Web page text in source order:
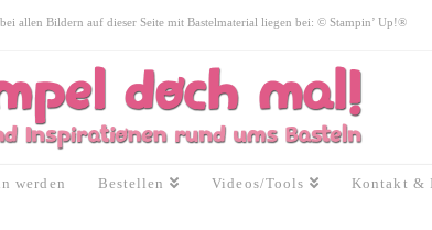
allen Bildern auf dieser Seite mit Bastelmaterial liegen bei: © Stampin’ Up!®
werden Bestellen Videos/Tools Kontakt &